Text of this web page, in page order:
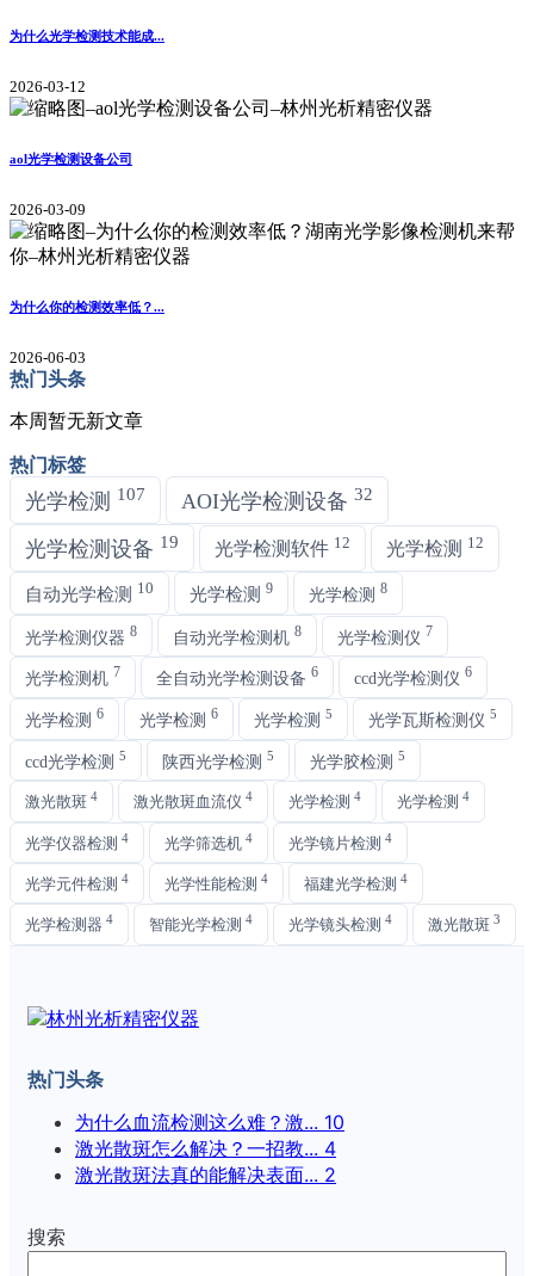
为什么光学检测技术能成...
2026-03-12
aol光学检测设备公司
2026-03-09
为什么你的检测效率低？...
2026-06-03
热门头条
本周暂无新文章
热门标签
光学检测 107 AOI光学检测设备 32
光学检测设备 19 光学检测软件 12 光学检测 12
自动光学检测 10 光学检测 9 光学检测 8
光学检测仪器 8 自动光学检测机 8 光学检测仪 7
光学检测机 7 全自动光学检测设备 6 ccd光学检测仪 6
光学检测 6 光学检测 6 光学检测 5 光学瓦斯检测仪 5
ccd光学检测 5 陕西光学检测 5 光学胶检测 5
激光散斑 4 激光散斑血流仪 4 光学检测 4 光学检测 4
光学仪器检测 4 光学筛选机 4 光学镜片检测 4
光学元件检测 4 光学性能检测 4 福建光学检测 4
光学检测器 4 智能光学检测 4 光学镜头检测 4 激光散斑 3
热门头条
为什么血流检测这么难？激... 10
激光散斑怎么解决？一招教... 4
激光散斑法真的能解决表面... 2
搜索